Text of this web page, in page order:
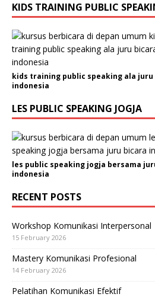
KIDS TRAINING PUBLIC
kids training public speaking ala juru
indonesia
LES PUBLIC SPEAKING JOGJA
les public speaking jogja bersama
indonesia
RECENT POSTS
Workshop Komunikasi Interpersonal
15 February 2026
Mastery Komunikasi Profesional
14 February 2026
Pelatihan Komunikasi Efektif